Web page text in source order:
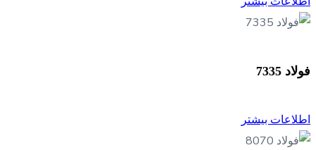
فولاد 7335
اطلاعات بیشتر